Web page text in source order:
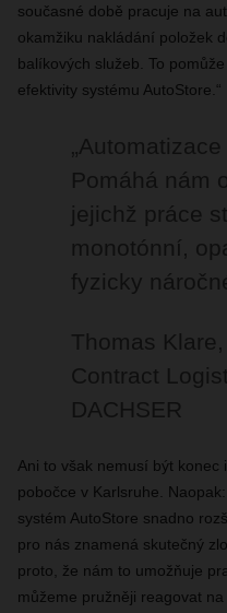
současné době pracuje na
okamžiku nakládání položek
balíkových služeb. To
efektivity systému AutoStore.“
Pomáhá nám
jejichž práce
monotónní,
fyzicky
Thomas
Contract
DACHSER
Ani to však nemusí být
pobočce v Karlsruhe.
systém AutoStore snadno
pro nás znamená skutečný
proto, že nám to umožňuje
můžeme pružněji reagovat